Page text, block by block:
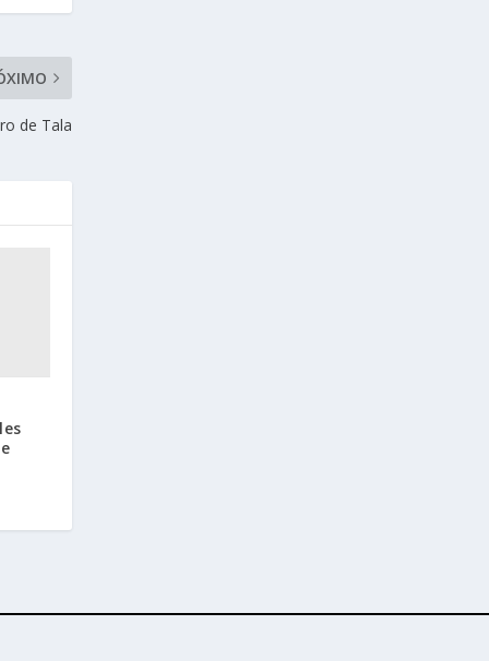
de Tala